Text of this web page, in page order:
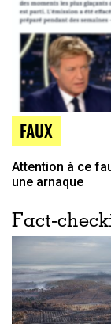
FAUX
Attention à ce
une arnaque
Fact-